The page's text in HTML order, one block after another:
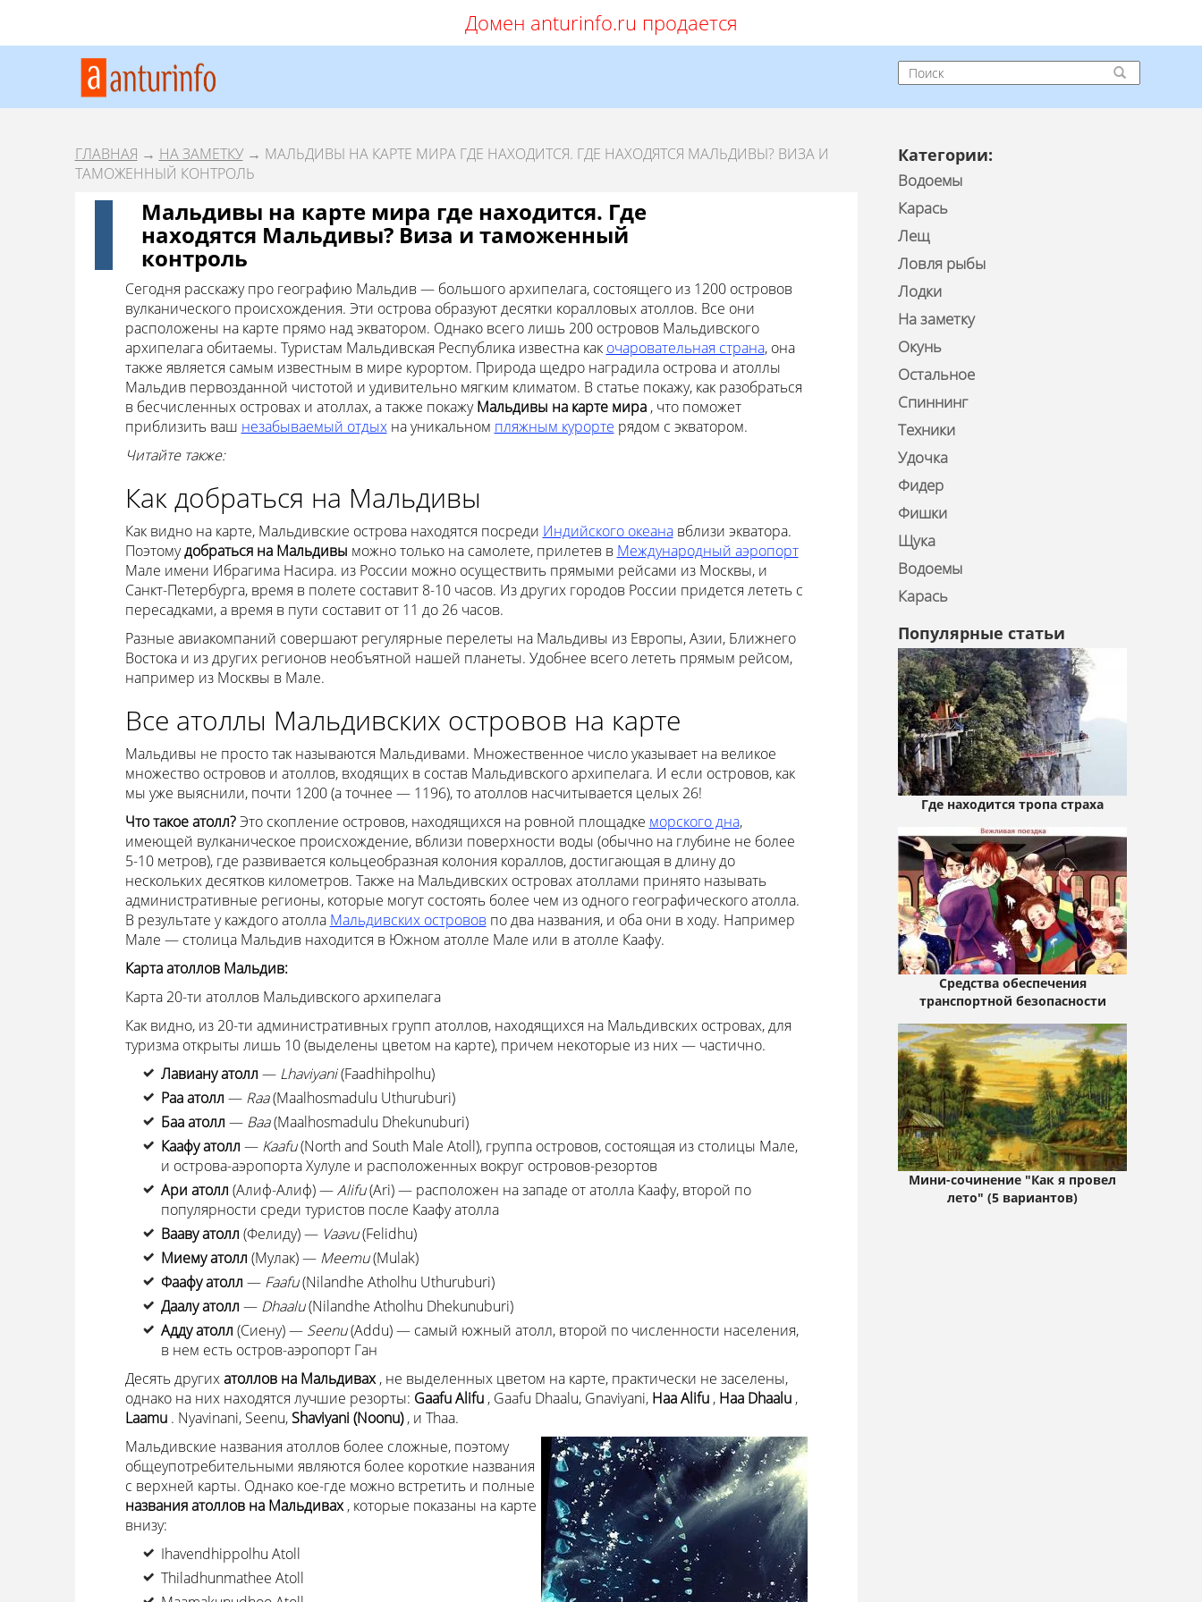
Домен anturinfo.ru продается
ГЛАВНАЯ → НА ЗАМЕТКУ → МАЛЬДИВЫ НА КАРТЕ МИРА ГДЕ НАХОДИТСЯ. ГДЕ НАХОДЯТСЯ МАЛЬДИВЫ? ВИЗА И
ТАМОЖЕННЫЙ КОНТРОЛЬ
Мальдивы на карте мира где находится. Где
находятся Мальдивы? Виза и таможенный
контроль
Сегодня расскажу про географию Мальдив — большого архипелага, состоящего из 1200 островов
вулканического происхождения. Эти острова образуют десятки коралловых атоллов. Все они
расположены на карте прямо над экватором. Однако всего лишь 200 островов Мальдивского
архипелага обитаемы. Туристам Мальдивская Республика известна как очаровательная страна, она
также является самым известным в мире курортом. Природа щедро наградила острова и атоллы
Мальдив первозданной чистотой и удивительно мягким климатом. В статье покажу, как разобраться
в бесчисленных островах и атоллах, а также покажуМальдивы на карте мира , что поможет
приблизить ваш незабываемый отдыхна уникальном пляжным курорте рядом с экватором.
Читайте также:
Как добраться на Мальдивы
Как видно на карте, Мальдивские острова находятся посреди Индийского океанавблизи экватора.
Поэтомудобраться на Мальдивы можно только на самолете, прилетев в Международный аэропорт
Мале имени Ибрагима Насира. из России можно осуществить прямыми рейсами из Москвы, и
Санкт-Петербурга, время в полете составит 8-10 часов. Из других городов России придется лететь с
пересадками, а время в пути составит от 11 до 26 часов.
Разные авиакомпаний совершают регулярные перелеты на Мальдивы из Европы, Азии, Ближнего
Востока и из других регионов необъятной нашей планеты. Удобнее всего лететь прямым рейсом,
например из Москвы в Мале.
Все атоллы Мальдивских островов на карте
Мальдивы не просто так называются Мальдивами. Множественное число указывает на великое
множество островов и атоллов, входящих в состав Мальдивского архипелага. И если островов, как
мы уже выяснили, почти 1200 (а точнее — 1196), то атоллов насчитывается целых 26!
Что такое атолл?Это скопление островов, находящихся на ровной площадке морского дна,
имеющей вулканическое происхождение, вблизи поверхности воды (обычно на глубине не более
5-10 метров), где развивается кольцеобразная колония кораллов, достигающая в длину до
нескольких десятков километров. Также на Мальдивских островах атоллами принято называть
административные регионы, которые могут состоять более чем из одного географического атолла.
В результате у каждого атолла Мальдивских острововпо два названия, и оба они в ходу. Например
Мале — столица Мальдив находится в Южном атолле Мале или в атолле Каафу.
Карта атоллов Мальдив:
Карта 20-ти атоллов Мальдивского архипелага
Как видно, из 20-ти административных групп атоллов, находящихся на Мальдивских островах, для
туризма открыты лишь 10 (выделены цветом на карте), причем некоторые из них — частично.
Лавиану атолл — Lhaviyani(Faadhihpolhu)
Раа атолл — Raa(Maalhosmadulu Uthuruburi)
Баа атолл — Baa(Maalhosmadulu Dhekunuburi)
Каафу атолл — Kaafu(North and South Male Atoll), группа островов, состоящая из столицы Мале,
и острова-аэропорта Хулуле и расположенных вокруг островов-резортов
Ари атолл (Алиф-Алиф) —Alifu(Ari) — расположен на западе от атолла Каафу, второй по
популярности среди туристов после Каафу атолла
Вааву атолл (Фелиду) — Vaavu(Felidhu)
Миему атолл (Мулак) — Meemu(Mulak)
Фаафу атолл — Faafu(Nilandhe Atholhu Uthuruburi)
Даалу атолл — Dhaalu(Nilandhe Atholhu Dhekunuburi)
Адду атолл (Сиену) — Seenu(Addu) — самый южный атолл, второй по численности населения,
в нем есть остров-аэропорт Ган
Десять другихатоллов на Мальдивах, не выделенных цветом на карте, практически не заселены,
однако на них находятся лучшие резорты: Gaafu Alifu , Gaafu Dhaalu, Gnaviyani, Haa Alifu , Haa Dhaalu ,
Laamu . Nyavinani, Seenu,Shaviyani (Noonu), и Thaa.
Мальдивские названия атоллов более сложные, поэтому
общеупотребительными являются более короткие названия
с верхней карты. Однако кое-где можно встретить и полные
названия атоллов на Мальдивах, которые показаны на карте
внизу:
Ihavendhippolhu Atoll
Thiladhunmathee Atoll
Категории:
Водоемы
Карась
Лещ
Ловля рыбы
Лодки
На заметку
Окунь
Остальное
Спиннинг
Техники
Удочка
Фидер
Фишки
Щука
Водоемы
Карась
Популярные статьи
Где находится тропа страха
Средства обеспечения
транспортной безопасности
Мини-сочинение "Как я провел
лето" (5 вариантов)